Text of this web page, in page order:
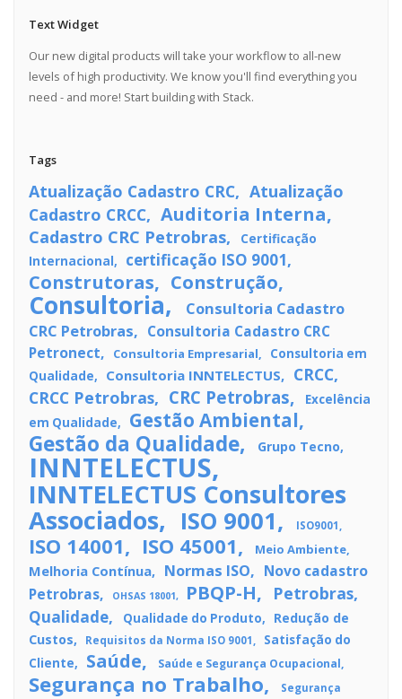
Text Widget
Our new digital products will take your workflow to all-new
levels of high productivity. We know you'll find everything you
need - and more! Start building with Stack.
Tags
Atualização Cadastro CRC
Atualização
Cadastro CRCC
Auditoria Interna
Cadastro CRC Petrobras
Certificação
Internacional
certificação ISO 9001
Construtoras Construção
Consultoria
Consultoria Cadastro
CRC Petrobras
Consultoria Cadastro CRC
Petronect
Consultoria Empresarial
Consultoria em
Qualidade
Consultoria INNTELECTUS
CRCC
CRCC Petrobras
CRC Petrobras
Excelência
em Qualidade
Gestão Ambiental
Gestão da Qualidade Grupo Tecno
INNTELECTUS
INNTELECTUS Consultores
Associados ISO 9001 ISO9001
ISO 14001 ISO 45001 Meio Ambiente
Melhoria Contínua Normas ISO
Novo cadastro
Petrobras
OHSAS 18001 PBQP-H Petrobras
Qualidade Qualidade do Produto
Redução de
Custos
Requisitos da Norma ISO 9001
Satisfação do
Cliente
Saúde Saúde e Segurança Ocupacional
Segurança no Trabalho
Segurança